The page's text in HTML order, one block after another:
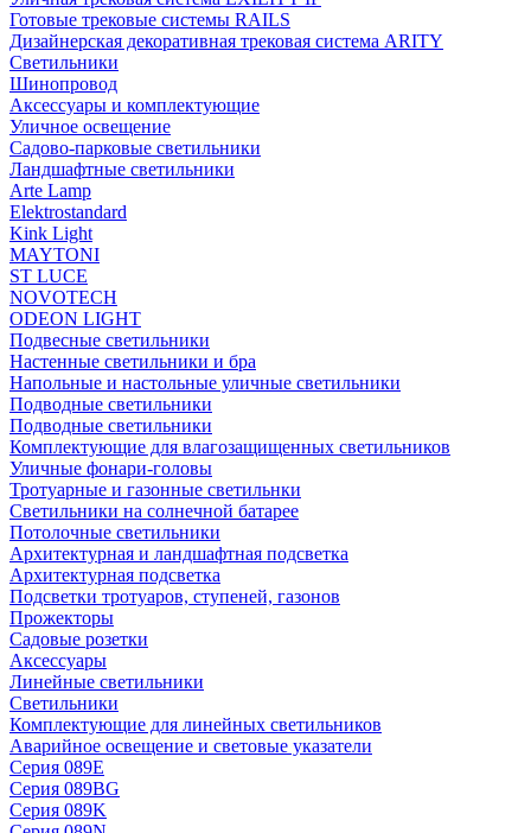
Готовые трековые системы RAILS
Дизайнерская декоративная трековая система ARITY
Светильники
Шинопровод
Аксессуары и комплектующие
Уличное освещение
Садово-парковые светильники
Ландшафтные светильники
Arte Lamp
Elektrostandard
Kink Light
MAYTONI
ST LUCE
NOVOTECH
ODEON LIGHT
Подвесные светильники
Настенные светильники и бра
Напольные и настольные уличные светильники
Подводные светильники
Подводные светильники
Комплектующие для влагозащищенных светильников
Уличные фонари-головы
Тротуарные и газонные светильнки
Светильники на солнечной батарее
Потолочные светильники
Архитектурная и ландшафтная подсветка
Архитектурная подсветка
Подсветки тротуаров, ступеней, газонов
Прожекторы
Садовые розетки
Аксессуары
Линейные светильники
Светильники
Комплектующие для линейных светильников
Аварийное освещение и световые указатели
Серия 089E
Серия 089BG
Серия 089K